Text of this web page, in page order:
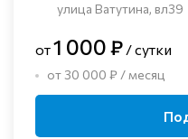
улица Ватутина, вл39
от1 000 ₽ / сутки
от 30 000 ₽ / месяц